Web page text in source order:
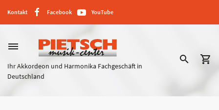
Kontakt Facebook YouTube
dehaze
Ihr Akkordeon und Harmonika Fachgeschäft in
Deutschland
search shopping_cart